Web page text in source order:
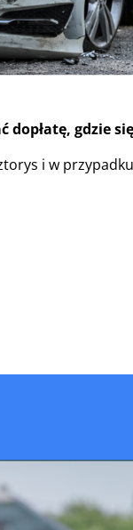
dopłatę, gdzie
i w